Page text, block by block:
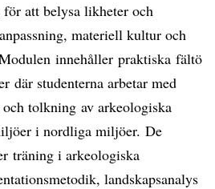
att belysa likheter och
materiell kultur och
innehåller praktiska fältö
där studenterna arbetar med
tolkning av arkeologiska
i nordliga miljöer. De
träning i arkeologiska
landskapsanalys